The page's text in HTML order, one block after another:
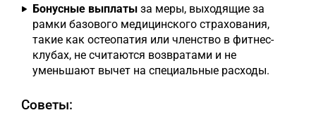
Бонусные выплаты за меры, выходящие за
рамки базового медицинского страхования,
такие как остеопатия или членство в фитнес-
клубах, не считаются возвратами и не
уменьшают вычет на специальные расходы.
Советы: